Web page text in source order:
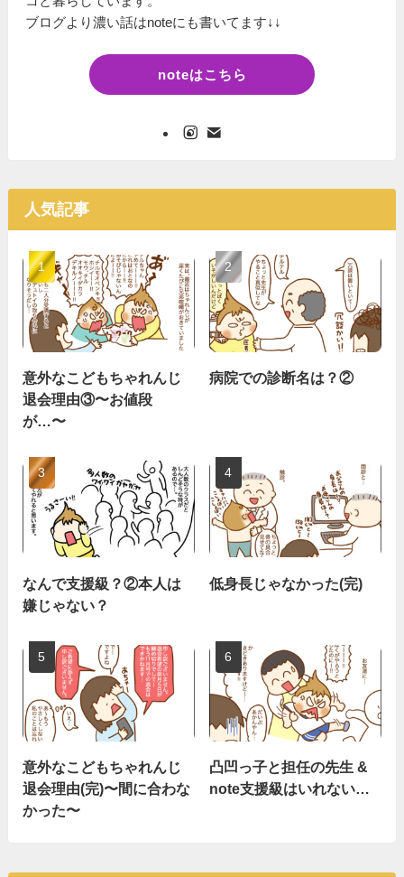
ブログより濃い話はnoteにも書いてます↓↓
noteはこちら
人気記事
意外なこどもちゃれんじ
退会理由③〜お値段
が…〜
病院での診断名は？②
なんで支援級？②本人は
嫌じゃない？
低身長じゃなかった(完)
意外なこどもちゃれんじ
退会理由(完)〜間に合わな
かった〜
凸凹っ子と担任の先生 &
note支援級はいれない…